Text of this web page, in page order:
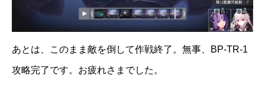
あとは、このまま敵を倒して作戦終了。無事、BP-TR-1
攻略完了です。お疲れさまでした。